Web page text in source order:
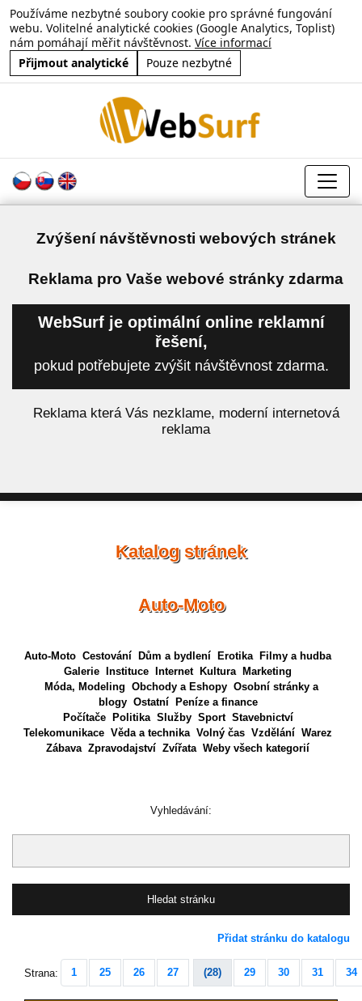
Používáme nezbytné soubory cookie pro správné fungování
webu. Volitelné analytické cookies (Google Analytics, Toplist)
nám pomáhají měřit návštěvnost. Více informací
Přijmout analytické
Pouze nezbytné
Zvýšení návštěvnosti webových stránek
Reklama pro Vaše webové stránky zdarma
WebSurf je optimální online reklamní
řešení,
pokud potřebujete zvýšit návštěvnost zdarma.
Reklama která Vás nezklame, moderní internetová
reklama
Katalog stránek
Auto-Moto
Auto-Moto Cestování Dům a bydlení Erotika
Filmy a hudba
Galerie
Instituce Internet Kultura
Marketing
Móda, Modeling Obchody a Eshopy Osobní stránky a
blogy Ostatní
Peníze a finance
Počítače
Politika Služby Sport Stavebnictví
Telekomunikace Věda a technika Volný čas Vzdělání Warez
Zábava Zpravodajství Zvířata Weby všech kategorií
Vyhledávání:
Přidat stránku do katalogu
Strana: 1 25 26 27 (28) 29 30 31 34